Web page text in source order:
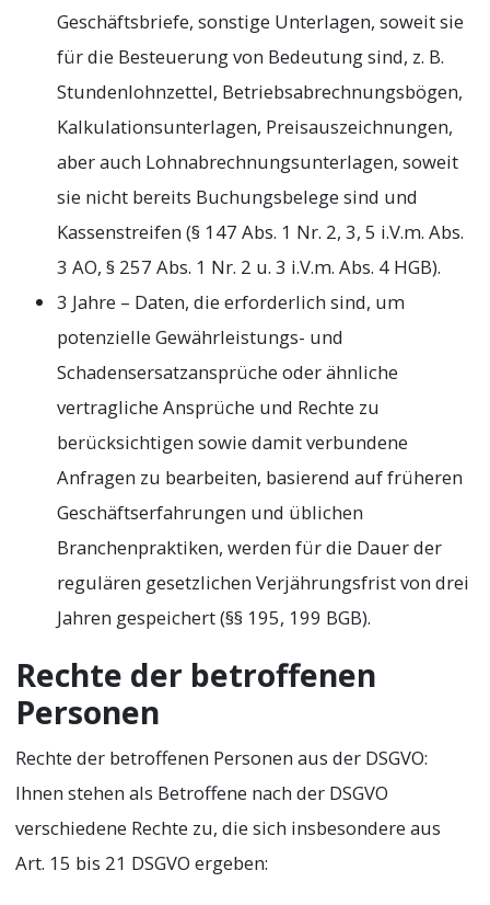
Geschäftsbriefe, sonstige Unterlagen, soweit sie
für die Besteuerung von Bedeutung sind, z. B.
Stundenlohnzettel, Betriebsabrechnungsbögen,
Kalkulationsunterlagen, Preisauszeichnungen,
aber auch Lohnabrechnungsunterlagen, soweit
sie nicht bereits Buchungsbelege sind und
Kassenstreifen (§ 147 Abs. 1 Nr. 2, 3, 5 i.V.m. Abs.
3 AO, § 257 Abs. 1 Nr. 2 u. 3 i.V.m. Abs. 4 HGB).
3 Jahre – Daten, die erforderlich sind, um
potenzielle Gewährleistungs- und
Schadensersatzansprüche oder ähnliche
vertragliche Ansprüche und Rechte zu
berücksichtigen sowie damit verbundene
Anfragen zu bearbeiten, basierend auf früheren
Geschäftserfahrungen und üblichen
Branchenpraktiken, werden für die Dauer der
regulären gesetzlichen Verjährungsfrist von drei
Jahren gespeichert (§§ 195, 199 BGB).
Rechte der betroffenen
Personen
Rechte der betroffenen Personen aus der DSGVO:
Ihnen stehen als Betroffene nach der DSGVO
verschiedene Rechte zu, die sich insbesondere aus
Art. 15 bis 21 DSGVO ergeben: